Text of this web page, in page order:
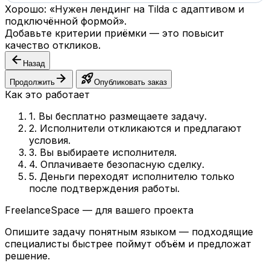
Хорошо: «Нужен лендинг на Tilda с адаптивом и
подключённой формой».
Добавьте критерии приёмки — это повысит
качество откликов.
arrow_back Назад
Продолжить arrow_forward rocket_launchОпубликовать заказ
Как это работает
1. Вы бесплатно размещаете задачу.
2. Исполнители откликаются и предлагают
условия.
3. Вы выбираете исполнителя.
4. Оплачиваете безопасную сделку.
5. Деньги переходят исполнителю только
после подтверждения работы.
FreelanceSpace — для вашего проекта
Опишите задачу понятным языком — подходящие
специалисты быстрее поймут объём и предложат
решение.